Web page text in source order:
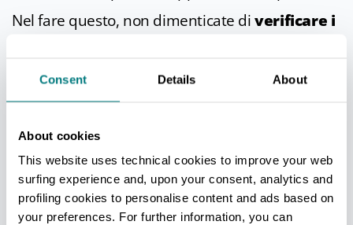
Consent Details About
About cookies
This website uses technical cookies to improve your web
surfing experience and, upon your consent, analytics and
profiling cookies to personalise content and ads based on
your preferences. For further information, you can
Nel fare questo, non dimenticate diverificare i
facendo anche una semplice chiamata
all'ufficio turistico
⇒Scarical'Ordinanza Balneare della
Regione Emilia-Romagna vigente con ultima
modifica 2026(.pdf)
ALCUNI ITINERARI A TEMA